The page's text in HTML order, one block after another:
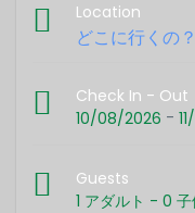
Location
Check In - Out
10/08/2026 -
Guests
1 アダルト - 0 子